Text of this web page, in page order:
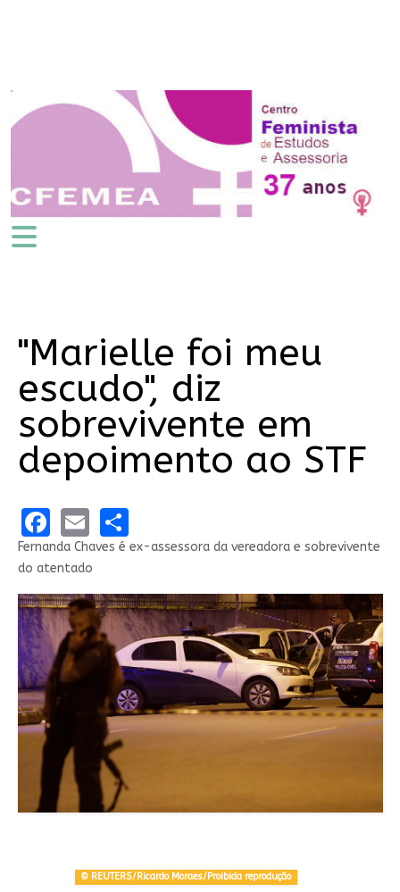
"Marielle foi meu
escudo", diz
sobrevivente em
depoimento ao STF
Facebook
EmailShare
Fernanda Chaves é ex-assessora da vereadora e sobrevivente
do atentado
© REUTERS/Ricardo Moraes/Proibida reprodução